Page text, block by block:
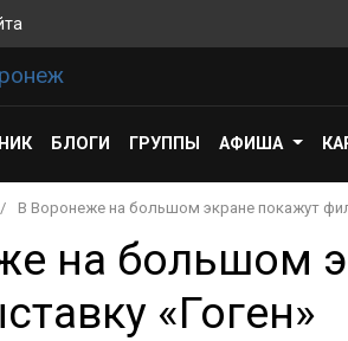
БЛОГИ ГРУППЫ АФИША
В Воронеже на большом экране покажут
на большом
«Гоген»